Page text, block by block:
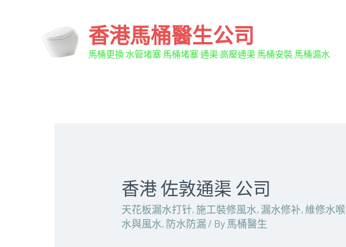
香港馬桶醫生公司
馬桶更換 水管堵塞 馬桶堵塞 通渠 高壓通渠 馬桶安裝 馬桶漏水
香港 佐敦通渠 公司
天花板漏水打针,施工裝修風水 , 漏水修补, 維修水喉
水與風水 , 防水防漏 / By 馬桶醫生